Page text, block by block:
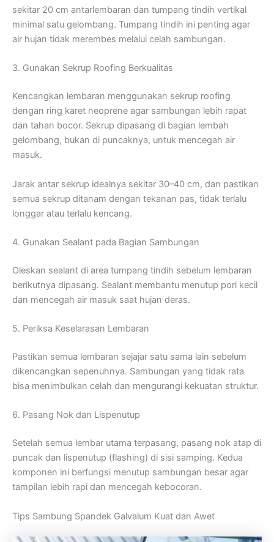
sekitar 20 cm antarlembaran dan tumpang tindih vertikal
minimal satu gelombang. Tumpang tindih ini penting agar
air hujan tidak merembes melalui celah sambungan.
3. Gunakan Sekrup Roofing Berkualitas
Kencangkan lembaran menggunakan sekrup roofing
dengan ring karet neoprene agar sambungan lebih rapat
dan tahan bocor. Sekrup dipasang di bagian lembah
gelombang, bukan di puncaknya, untuk mencegah air
masuk.
Jarak antar sekrup idealnya sekitar 30–40 cm, dan pastikan
semua sekrup ditanam dengan tekanan pas, tidak terlalu
longgar atau terlalu kencang.
4. Gunakan Sealant pada Bagian Sambungan
Oleskan sealant di area tumpang tindih sebelum lembaran
berikutnya dipasang. Sealant membantu menutup pori kecil
dan mencegah air masuk saat hujan deras.
5. Periksa Keselarasan Lembaran
Pastikan semua lembaran sejajar satu sama lain sebelum
dikencangkan sepenuhnya. Sambungan yang tidak rata
bisa menimbulkan celah dan mengurangi kekuatan struktur.
6. Pasang Nok dan Lispenutup
Setelah semua lembar utama terpasang, pasang nok atap di
puncak dan lispenutup (flashing) di sisi samping. Kedua
komponen ini berfungsi menutup sambungan besar agar
tampilan lebih rapi dan mencegah kebocoran.
Tips Sambung Spandek Galvalum Kuat dan Awet